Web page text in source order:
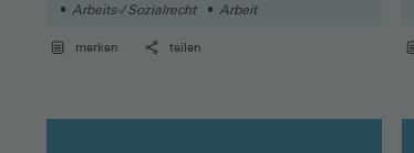
Arbeits-/ Sozialrecht Arbeit
merken teilen